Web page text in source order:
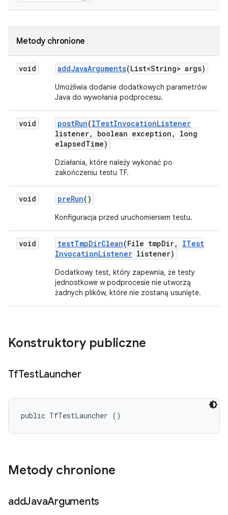
Metody chronione
void addJavaArguments(List<String> args)
Umożliwia dodanie dodatkowych parametrów
Java do wywołania podprocesu.
void postRun(ITestInvocationListener
listener, boolean exception ,
long
elapsedTime)
Działania, które należy wykonać po
zakończeniu testu TF.
void preRun()
Konfiguracja przed uruchomieniem testu.
void testTmpDirClean(File tmpDir,
ITest
InvocationListener listener)
Dodatkowy test, który zapewnia, że testy
jednostkowe w podprocesie nie utworzą
żadnych plików, które nie zostaną usunięte.
Konstruktory publiczne
TfTestLauncher
public TfTestLauncher ()
Metody chronione
addJavaArguments